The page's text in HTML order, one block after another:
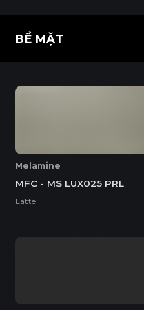
BỀ MẶT
Melamine
MFC - MS LUX025 PRL
Latte